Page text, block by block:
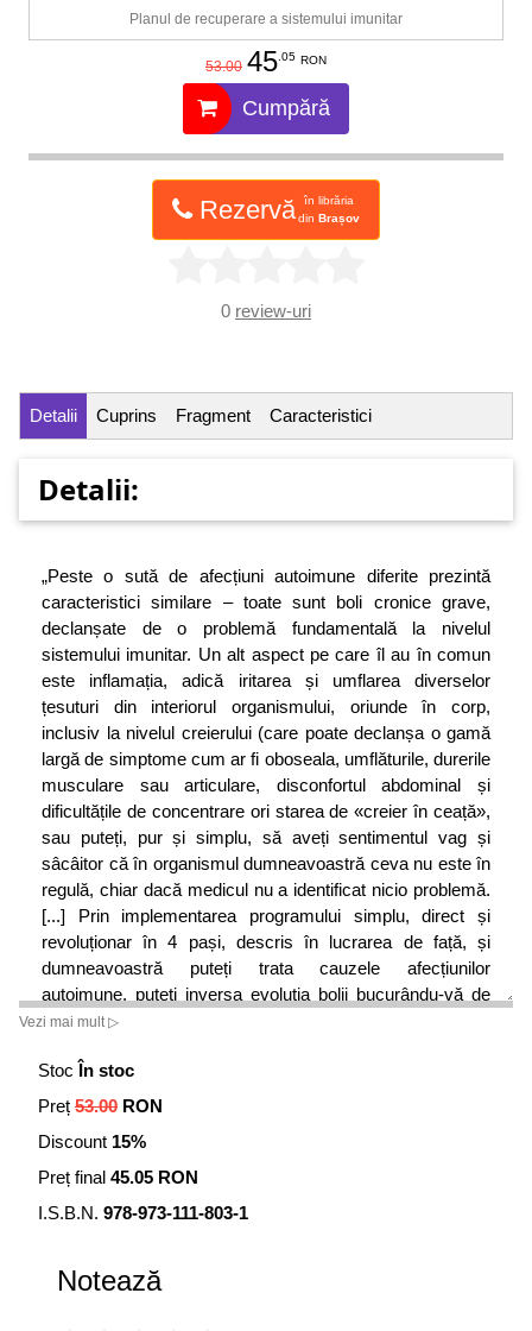
Planul de recuperare a sistemului imunitar
53.00 45.05 RON
Cumpără
Rezervă
în librăria
din Brașov
0 review-uri
Detalii Cuprins Fragment Caracteristici
Detalii:
„Peste o sută de afecțiuni autoimune diferite prezintă
caracteristici similare – toate sunt boli cronice grave,
declanșate de o problemă fundamentală la nivelul
sistemului imunitar. Un alt aspect pe care îl au în comun
este inflamația, adică iritarea și umflarea diverselor
țesuturi din interiorul organismului, oriunde în corp,
inclusiv la nivelul creierului (care poate declanșa o gamă
largă de simptome cum ar fi oboseala, umflăturile, durerile
musculare sau articulare, disconfortul abdominal și
dificultățile de concentrare ori starea de «creier în ceață»,
sau puteți, pur și simplu, să aveți sentimentul vag și
sâcâitor că în organismul dumneavoastră ceva nu este în
regulă, chiar dacă medicul nu a identificat nicio problemă.
[...] Prin implementarea programului simplu, direct și
revoluționar în 4 pași, descris în lucrarea de față, și
dumneavoastră puteți trata cauzele afecțiunilor
autoimune, puteți inversa evoluția bolii bucurându-vă de
darul sănătății și al stării de bine. Medicina funcțională ne
asta. Tot ceea ce ne rămâne de făcut este să le aplicăm."
Vezi mai mult ▷
Stoc În stoc
Preț 53.00 RON
Discount 15%
Preț final 45.05 RON
I.S.B.N. 978-973-111-803-1
Notează